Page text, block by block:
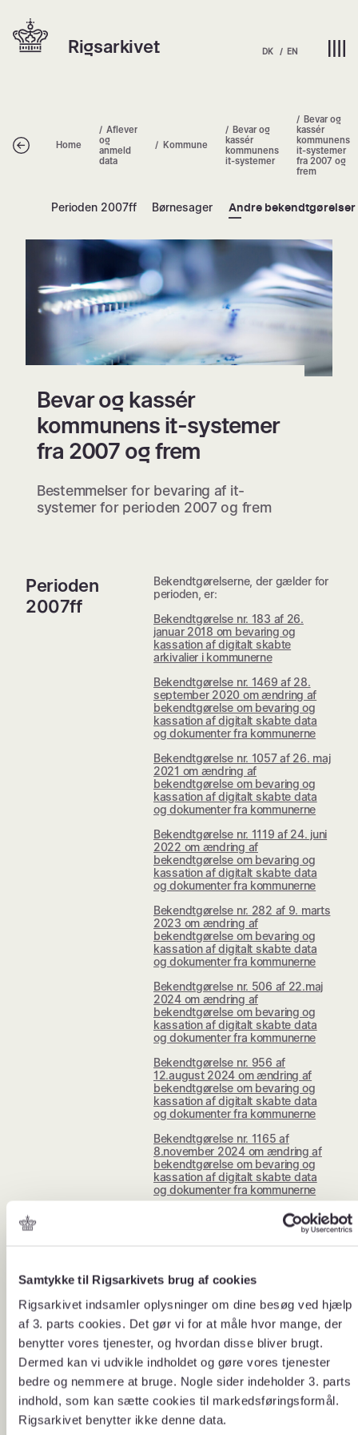
Samtykke til Rigsarkivets brug af cookies
Rigsarkivet indsamler oplysninger om dine besøg ved hjælp
af 3. parts cookies. Det gør vi for at måle hvor mange, der
benytter vores tjenester, og hvordan disse bliver brugt.
Dermed kan vi udvikle indholdet og gøre vores tjenester
bedre og nemmere at bruge. Nogle sider indeholder 3. parts
indhold, som kan sætte cookies til markedsføringsformål.
Rigsarkivet benytter ikke denne data.
Spring
indhold
Hjem | Home
Rigsarkivet DK EN
Tilbage Home
Aflever
og
anmeld
data
Kommune
Bevar og
kassér
kommunens
it-systemer
Bevar og
kassér
kommunens
it-systemer
fra 2007 og
frem
Perioden 2007ff Børnesager Andre bekendtgørelser
Bevar og kassér kommunens it-
Bevar og kassér
kommunens it-systemer
fra 2007 og frem
Bestemmelser for bevaring af it-
systemer for perioden 2007 og frem
Perioden
2007ff
Bekendtgørelserne, der gælder for
perioden, er:
Bekendtgørelse nr. 183 af 26.
januar 2018 om bevaring og
kassation af digitalt skabte
arkivalier i kommunerne
Bekendtgørelse nr. 1469 af 28.
september 2020 om ændring af
bekendtgørelse om bevaring og
kassation af digitalt skabte data
og dokumenter fra kommunerne
Bekendtgørelse nr. 1057 af 26. maj
2021 om ændring af
bekendtgørelse om bevaring og
kassation af digitalt skabte data
og dokumenter fra kommunerne
Bekendtgørelse nr. 1119 af 24. juni
2022 om ændring af
bekendtgørelse om bevaring og
kassation af digitalt skabte data
og dokumenter fra kommunerne
Bekendtgørelse nr. 282 af 9. marts
2023 om ændring af
bekendtgørelse om bevaring og
kassation af digitalt skabte data
og dokumenter fra kommunerne
Bekendtgørelse nr. 506 af 22.maj
2024 om ændring af
bekendtgørelse om bevaring og
kassation af digitalt skabte data
og dokumenter fra kommunerne
Bekendtgørelse nr. 956 af
12.august 2024 om ændring af
bekendtgørelse om bevaring og
kassation af digitalt skabte data
og dokumenter fra kommunerne
Bekendtgørelse nr. 1165 af
8.november 2024 om ændring af
bekendtgørelse om bevaring og
kassation af digitalt skabte data
og dokumenter fra kommunerne
Bekendtgørelse nr. 38 af 13. januar
Datasammenskrivning af
bekendtgørelserne 183,
1469, 1057, 1119, 282,
506, 965, 1165, 38
Vejledning til
bekendtgørelse 183
D- guldliste 24 Februar
2025